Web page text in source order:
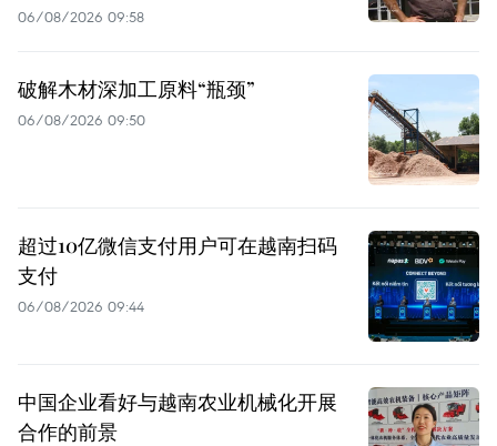
06/08/2026 09:58
破解木材深加工原料“瓶颈”
06/08/2026 09:50
超过10亿微信支付用户可在越南扫码
支付
06/08/2026 09:44
中国企业看好与越南农业机械化开展
合作的前景